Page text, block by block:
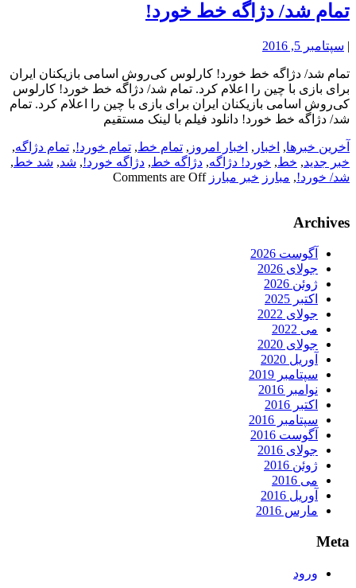
تمام شد/ دژاگه خط خورد!
| سپتامبر 5, 2016
تمام شد/ دژاگه خط خورد! کارلوس کی‌روش اسامی بازیکنان ایران
برای بازی با چین را اعلام کرد. تمام شد/ دژاگه خط خورد! کارلوس
کی‌روش اسامی بازیکنان ایران برای بازی با چین را اعلام کرد. تمام
شد/ دژاگه خط خورد! دانلود فیلم با لینک مستقیم
آخرین خبرها, اخبار , اخبار امروز , تمام خط, تمام خورد!, تمام دژاگه,
خبر جدید, خط, خورد! دژاگه, دژاگه خط, دژاگه خورد!, شد, شد خط,
شد/ خورد!, مبارز خبر مبارز Comments are Off
Archives
آگوست 2026
جولای 2026
ژوئن 2026
اکتبر 2025
جولای 2022
می 2022
جولای 2020
آوریل 2020
سپتامبر 2019
نوامبر 2016
اکتبر 2016
سپتامبر 2016
آگوست 2016
جولای 2016
ژوئن 2016
می 2016
آوریل 2016
مارس 2016
Meta
ورود